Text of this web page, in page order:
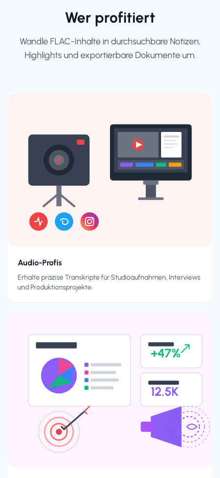
Wer profitiert
Wandle FLAC-Inhalte in durchsuchbare Notizen,
Highlights und exportierbare Dokumente um.
Audio-Profis
Erhalte präzise Transkripte für Studioaufnahmen, Interviews
und Produktionsprojekte.
+47%
12.5K